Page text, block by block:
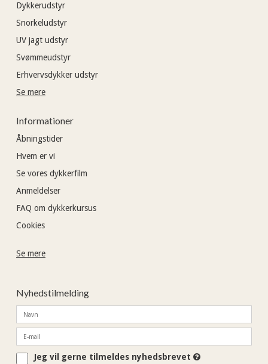
Dykkerudstyr
Snorkeludstyr
UV jagt udstyr
Svømmeudstyr
Erhvervsdykker udstyr
Se mere
Informationer
Åbningstider
Hvem er vi
Se vores dykkerfilm
Anmeldelser
FAQ om dykkerkursus
Cookies
Se mere
Nyhedstilmelding
Jeg vil gerne tilmeldes nyhedsbrevet